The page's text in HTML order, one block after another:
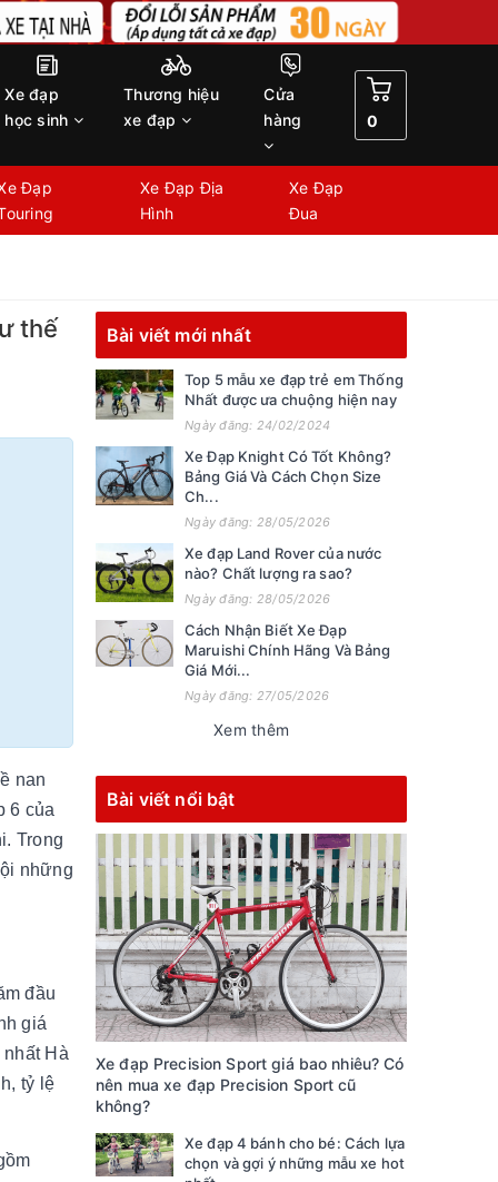
Xe đạp
học sinh
Thương hiệu
xe đạp
Cửa
hàng
0
Đạp
Xe Đạp Địa
Hình
Xe Đạp
Đua
thế
nan
6 của
Trong
những
đầu
giá
Hà
tỷ lệ
Bài viết mới nhất
Top 5 mẫu xe đạp trẻ em Thống
Nhất được ưa chuộng hiện nay
Ngày đăng: 24/02/2024
Xe Đạp Knight Có Tốt Không?
Bảng Giá Và Cách Chọn Size
Ch...
Ngày đăng: 28/05/2026
Xe đạp Land Rover của nước
nào? Chất lượng ra sao?
Ngày đăng: 28/05/2026
Cách Nhận Biết Xe Đạp
Maruishi Chính Hãng Và Bảng
Giá Mới...
Ngày đăng: 27/05/2026
Xem thêm
Bài viết nổi bật
Xe đạp Precision Sport giá bao nhiêu? Có
nên mua xe đạp Precision Sport cũ
không?
Xe đạp 4 bánh cho bé: Cách lựa
chọn và gợi ý những mẫu xe hot